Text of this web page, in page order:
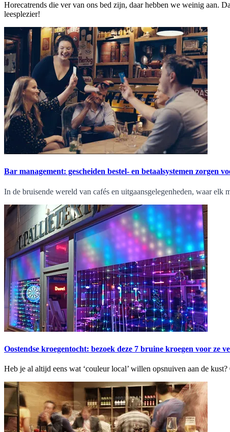
Horecatrends die ver van ons bed zijn, daar hebben we weinig aan.
leesplezier!
Bar management: gescheiden bestel- en betaalsystemen zorgen
In de bruisende wereld van cafés en uitgaansgelegenheden, waar
Oostendse kroegentocht: bezoek deze 7 bruine kroegen voor ze
Heb je al altijd eens wat ‘couleur local’ willen opsnuiven aan de